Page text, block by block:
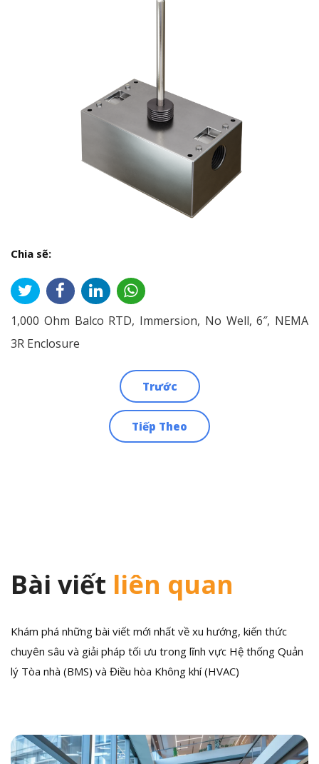
Chia sẽ:
1,000 Ohm Balco RTD, Immersion, No Well, 6″, NEMA
3R Enclosure
Trước
Tiếp Theo
Bài viết liên quan
Khám phá những bài viết mới nhất về xu hướng, kiến thức
chuyên sâu và giải pháp tối ưu trong lĩnh vực Hệ thống Quản
lý Tòa nhà (BMS) và Điều hòa Không khí (HVAC)